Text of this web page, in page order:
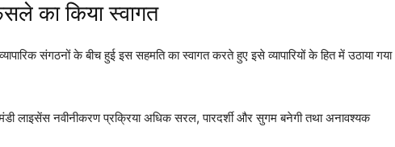
का किया स्वागत
संगठनों के बीच हुई इस सहमति का स्वागत करते हुए इसे व्यापारियों के हित में उठाया गया
मंडी लाइसेंस नवीनीकरण प्रक्रिया अधिक सरल, पारदर्शी और सुगम बनेगी तथा अनावश्यक